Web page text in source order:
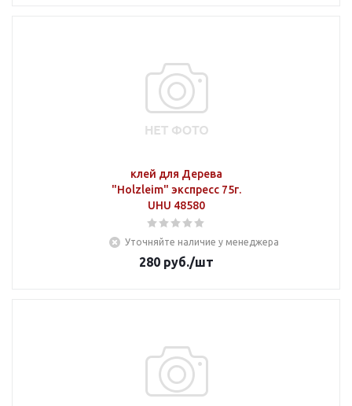
клей для Дерева
"Holzleim" экспресс 75г.
UHU 48580
Уточняйте наличие у менеджера
280 руб./шт